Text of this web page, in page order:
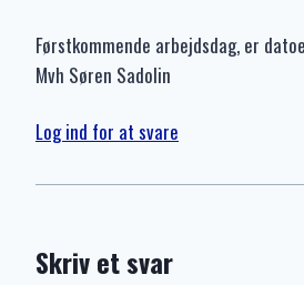
Førstkommende arbejdsdag, er
Mvh Søren Sadolin
Log ind for at svare
Skriv et svar